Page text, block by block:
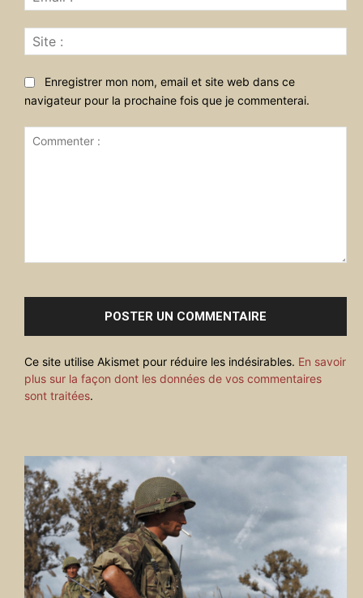
:*
:
Enregistrer mon nom, email et site web dans ce
navigateur pour la prochaine fois que je commenterai.
Ce site utilise Akismet pour réduire les indésirables. En savoir
plus sur la façon dont les données de vos commentaires
sont traitées.